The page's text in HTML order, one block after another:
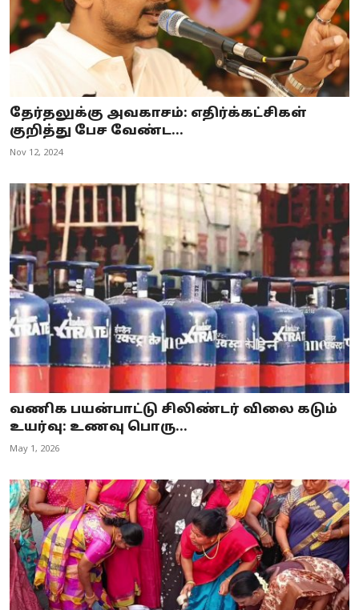
தேர்தலுக்கு அவகாசம்: எதிர்க்கட்சிகள்
குறித்து பேச வேண்ட...
Nov 12, 2024
வணிக பயன்பாட்டு சிலிண்டர் விலை கடும்
உயர்வு: உணவு பொரு...
May 1, 2026